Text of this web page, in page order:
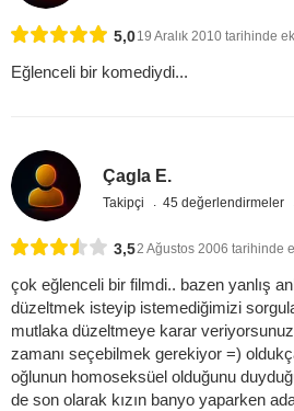
5,019 Aralık 2010 tarihinde
Eğlenceli bir komediydi...
Çagla E.
Takipçi 45 değerlendirmeler
3,52 Ağustos 2006 tarihinde
çok eğlenceli bir filmdi.. bazen yanlış
düzeltmek isteyip istemediğimizi
mutlaka düzeltmeye karar
zamanı seçebilmek gerekiyor =)
oğlunun homoseksüel olduğunu
de son olarak kızın banyo yaparken